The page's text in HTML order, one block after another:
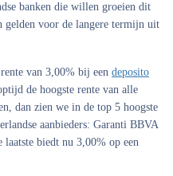
banken die willen groeien dit
gelden voor de langere termijn uit
van 3,00% bij een deposito
de hoogste rente van alle
dan zien we in de top 5 hoogste
aanbieders: Garanti BBVA
laatste biedt nu 3,00% op een